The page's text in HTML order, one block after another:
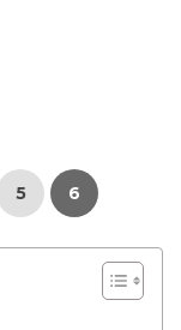
5 6